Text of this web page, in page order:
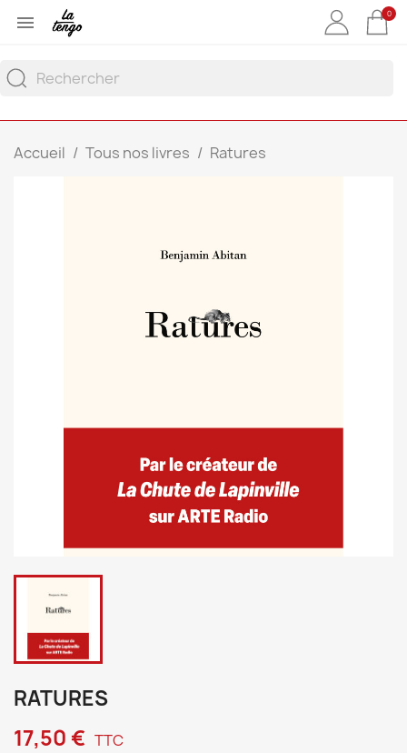
 0
Accueil Tous nos livres Ratures
RATURES
17,50 € TTC